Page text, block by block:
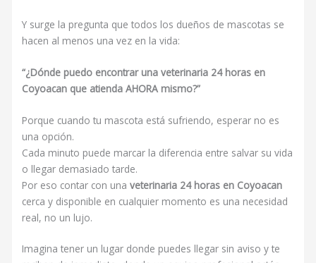
Y surge la pregunta que todos los dueños de mascotas se
hacen al menos una vez en la vida:
“¿Dónde puedo encontrar una veterinaria 24 horas en
Coyoacan que atienda AHORA mismo?”
Porque cuando tu mascota está sufriendo, esperar no es
una opción.
Cada minuto puede marcar la diferencia entre salvar su vida
o llegar demasiado tarde.
Por eso contar con unaveterinaria 24 horas en Coyoacan
cerca y disponible en cualquier momento es una necesidad
real, no un lujo.
Imagina tener un lugar donde puedes llegar sin aviso y te